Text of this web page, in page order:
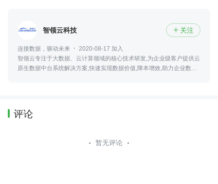
智领云科技  关注
连接数据，驱动未来
2020-08-17 加入
智领云专注于大数据、云计算领域的核心技术研发,为企业级客户提供云
原生数据中台系统解决方案,快速实现数据价值,降本增效,助力企业数字
评论
暂无评论